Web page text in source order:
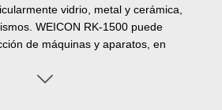
vidrio, metal y cerámica,
WEICON RK-1500 puede
de máquinas y aparatos, en
en la industria de construcción y en la